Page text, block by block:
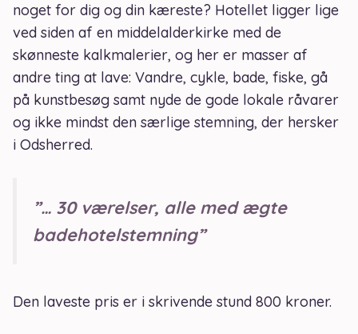
noget for dig og din kæreste? Hotellet ligger lige
ved siden af en middelalderkirke med de
skønneste kalkmalerier, og her er masser af
andre ting at lave: Vandre, cykle, bade, fiske, gå
på kunstbesøg samt nyde de gode lokale råvarer
og ikke mindst den særlige stemning, der hersker
i Odsherred.
”… 30 værelser, alle med ægte
badehotelstemning”
Den laveste pris er i skrivende stund 800 kroner.